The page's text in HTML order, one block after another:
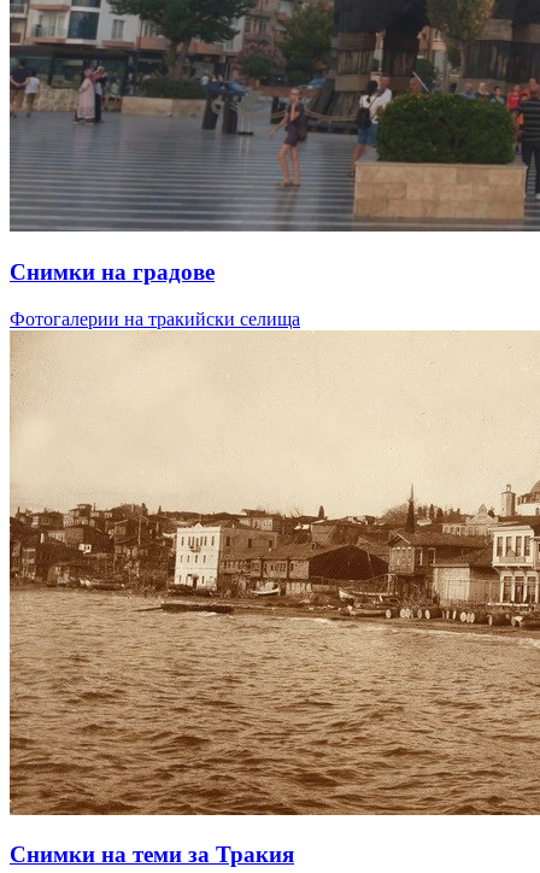
Снимки на градове
Фотогалерии на тракийски селища
Снимки на теми за Тракия